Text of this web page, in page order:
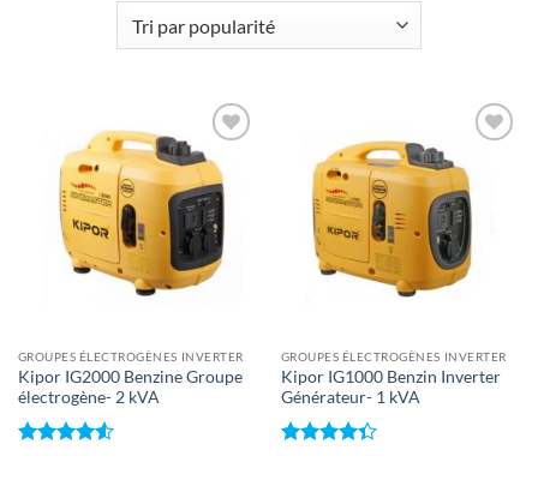
Toevoegen
aan
wenslijst
GROUPES ÉLECTROGÈNES INVERTER
Kipor IG2000 Benzine Groupe
électrogène- 2 kVA
Toevoegen
aan
wenslijst
GROUPES ÉLECTROGÈNES INVERTER
Kipor IG1000 Benzin Inverter
Générateur- 1 kVA